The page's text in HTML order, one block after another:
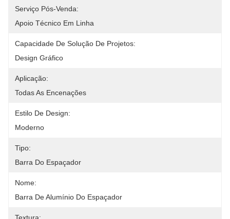
Serviço Pós-Venda:
Apoio Técnico Em Linha
Capacidade De Solução De Projetos:
Design Gráfico
Aplicação:
Todas As Encenações
Estilo De Design:
Moderno
Tipo:
Barra Do Espaçador
Nome:
Barra De Alumínio Do Espaçador